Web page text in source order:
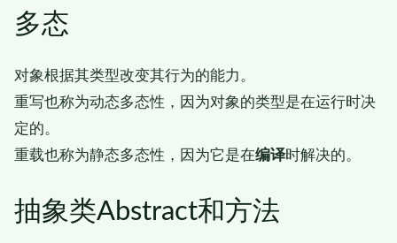
多态
对象根据其类型改变其行为的能力。
重写也称为动态多态性，因为对象的类型是在运行时决
定的。
重载也称为静态多态性，因为它是在编译时解决的。
抽象类Abstract和方法